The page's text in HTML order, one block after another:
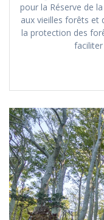
pour la Réserve de
aux vieilles forêts et
la protection des